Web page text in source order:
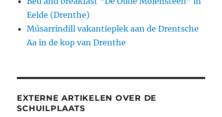
Eelde (Drenthe)
Músarrindill vakantieplek aan de Drentsche
Aa in de kop van Drenthe
EXTERNE ARTIKELEN OVER DE
SCHUILPLAATS